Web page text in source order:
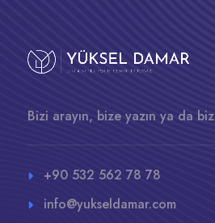
Bizi arayın, bize yazın ya da
+90 532 562 78 78
info@yukseldamar.com